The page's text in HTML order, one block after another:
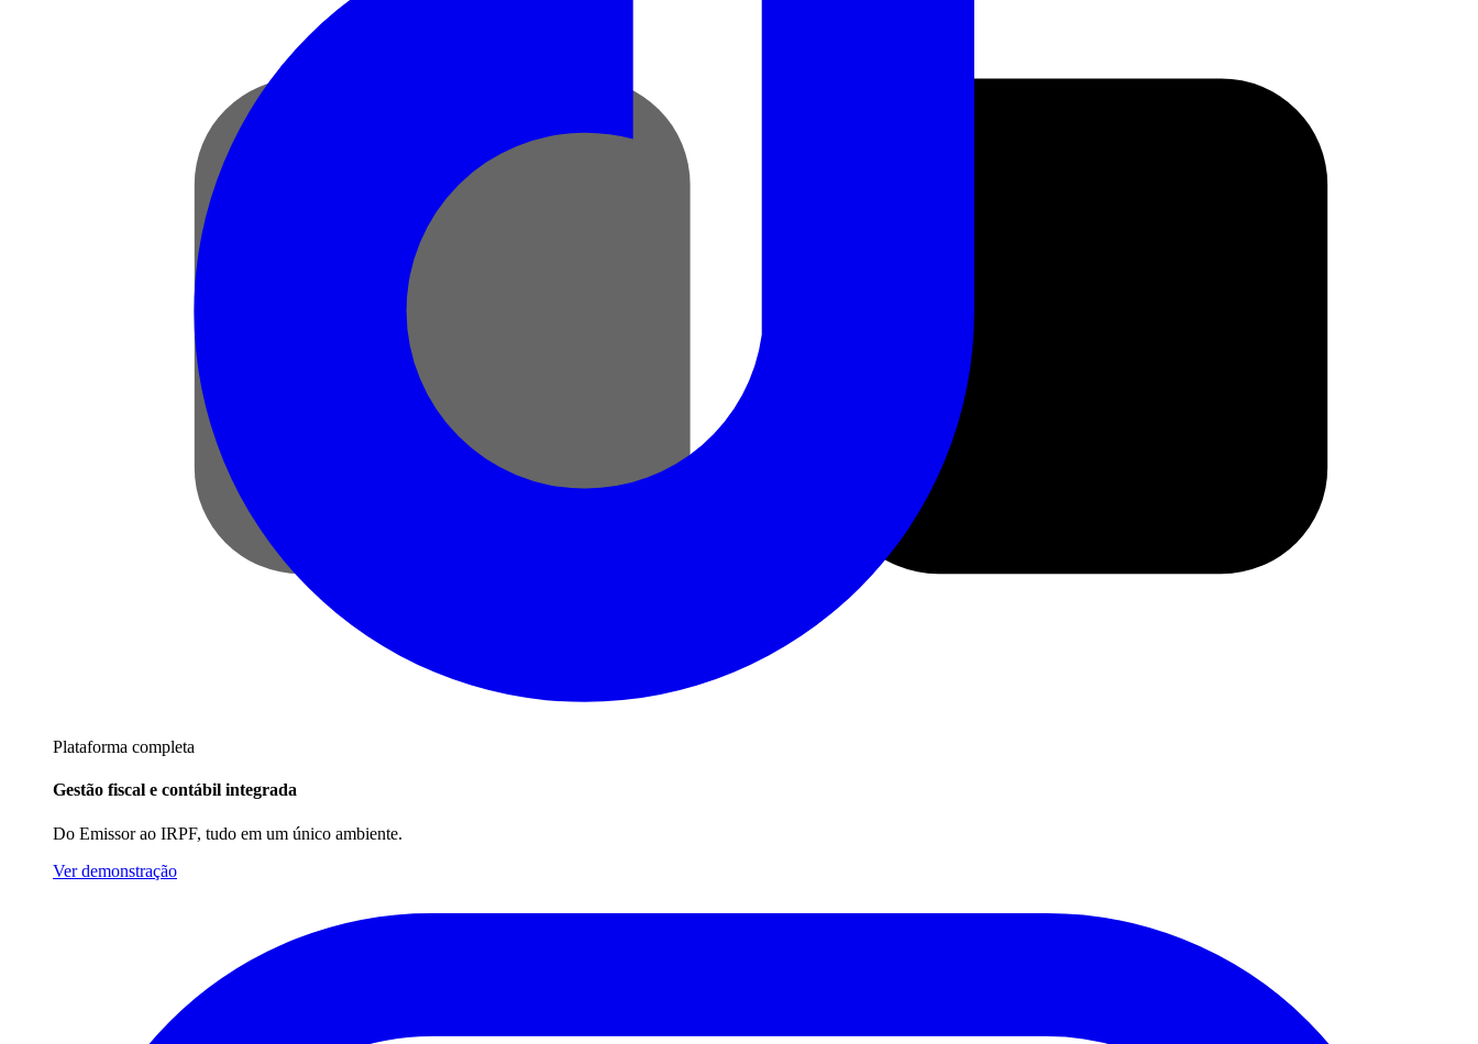
Plataforma completa
Gestão fiscal e contábil integrada
Do Emissor ao IRPF, tudo em um único ambiente.
Ver demonstração